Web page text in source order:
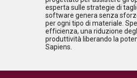
esperta sulle strategie di
software genera senza
per ogni tipo di materiale.
efficienza, una riduzione
produttività liberando la
Sapiens.